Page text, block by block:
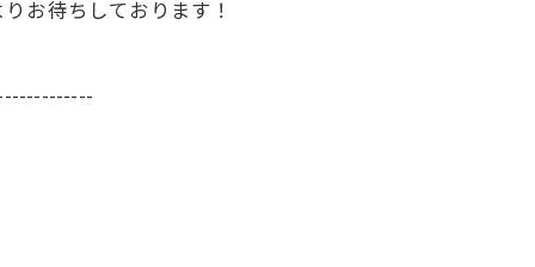
お待ちしております！